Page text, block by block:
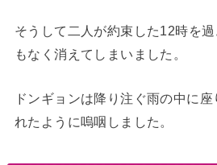
そうして二人が約束した12時を
もなく消えてしまいました。
ドンギョンは降り注ぐ雨の中に
れたように嗚咽しました。